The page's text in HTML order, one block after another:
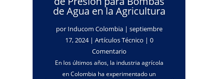
de Agua en la Agricultura
por Inducom Colombia| septiembre
17, 2024| Artículos Técnico | 0
Comentario
En los últimos años, la industria agrícola
en Colombia ha experimentado un